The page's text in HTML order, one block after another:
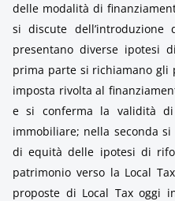
delle modalità di
si discute
presentano diverse ipotesi
prima parte si richiamano
imposta rivolta al
e si conferma la validità
immobiliare; nella seconda
di equità delle ipotesi di
patrimonio verso la Local
proposte di Local Tax oggi